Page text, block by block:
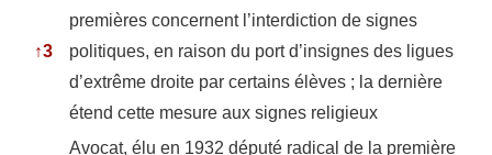
↑3
premières concernent l’interdiction de signes
politiques, en raison du port d’insignes des ligues
d’extrême droite par certains élèves ; la dernière
étend cette mesure aux signes religieux
Avocat, élu en 1932 député radical de la première